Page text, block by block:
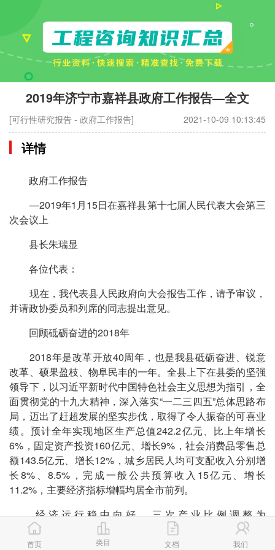
2019年济宁市嘉祥县政府工作报告—全文
[可行性研究报告 - 政府工作报告] 2021-10-09 10:13:45
详情
政府工作报告
—2019年1月15日在嘉祥县第十七届人民代表大会第三
次会议上
县长朱瑞显
各位代表：
现在，我代表县人民政府向大会报告工作，请予审议，
并请政协委员和列席的同志提出意见。
回顾砥砺奋进的2018年
2018年是改革开放40周年，也是我县砥砺奋进、锐意
改革、硕果盈枝、物阜民丰的一年。全县上下在县委的坚强
领导下，以习近平新时代中国特色社会主义思想为指引，全
面贯彻党的十九大精神，深入落实“一二三四五”总体思路布
局，迈出了赶超发展的坚实步伐，取得了令人振奋的可喜业
绩。预计全年实现地区生产总值242.2亿元、比上年增长
6%，固定资产投资160亿元、增长9%，社会消费品零售总
额143.5亿元、增长12%，城乡居民人均可支配收入分别增
长8%、8.5%，完成一般公共预算收入15亿元、增长
11.2%，主要经济指标增幅均居全市前列。
经济运行稳中向好。三次产业比例调整为
14.4:40.7:44.9。工业经济提质增效。规模以上工业企业实
现主营业务收入241亿元、利润20.5亿元、利税30亿元，分
首页 类目 文档 我们